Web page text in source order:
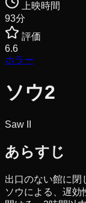
上映時間
93分
評価
6.6
ホラー
ソウ2
Saw II
あらすじ
出口のない館に閉
ソウによる、遅効